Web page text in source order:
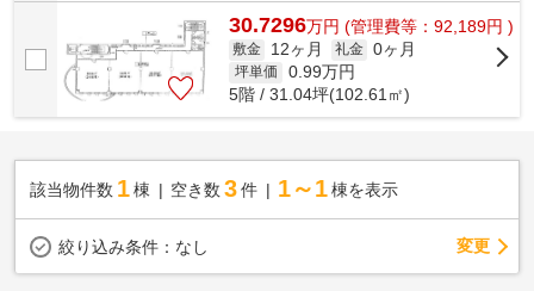
30.7296万円 (管理費等：92,189円 )
敷金 12ヶ月 礼金 0ヶ月
坪単価 0.99万円
5階 / 31.04坪(102.61㎡)
該当物件数 1棟 空き数 3 件 1～1 棟を表示
絞り込み条件： なし 変更